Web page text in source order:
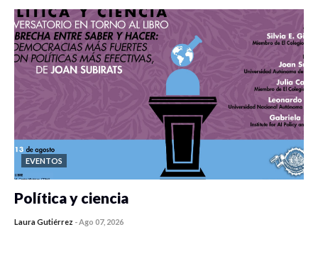
EVENTOS
Política y ciencia
Laura Gutiérrez -Ago 07, 2026